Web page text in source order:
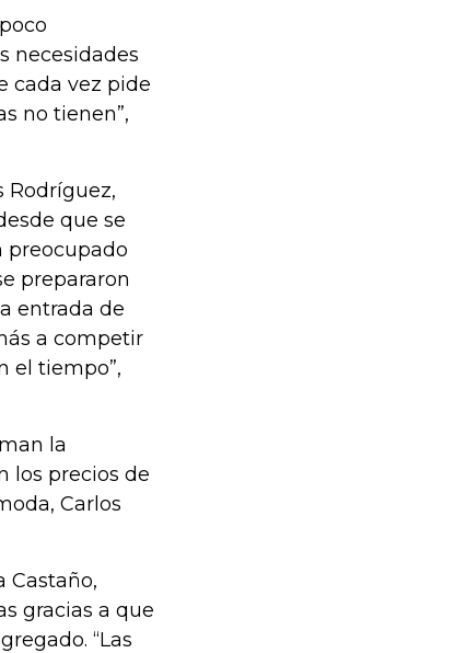
necesidades
cada vez pide
no tienen”,
Rodríguez,
que se
preocupado
prepararon
entrada de
a competir
el tiempo”,
la
los precios de
Carlos
Castaño,
gracias a que
“Las